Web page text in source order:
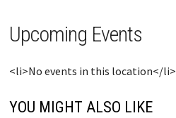
Upcoming Events
<li>No events in this location</li>
YOU MIGHT ALSO LIKE